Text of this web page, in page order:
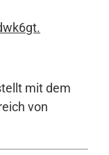
.
mit dem
von